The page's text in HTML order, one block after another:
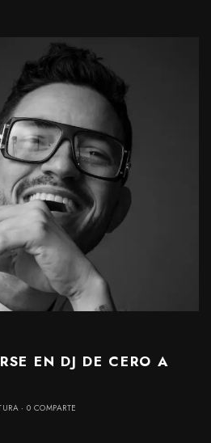
EN DJ DE CERO A
0 COMPARTE